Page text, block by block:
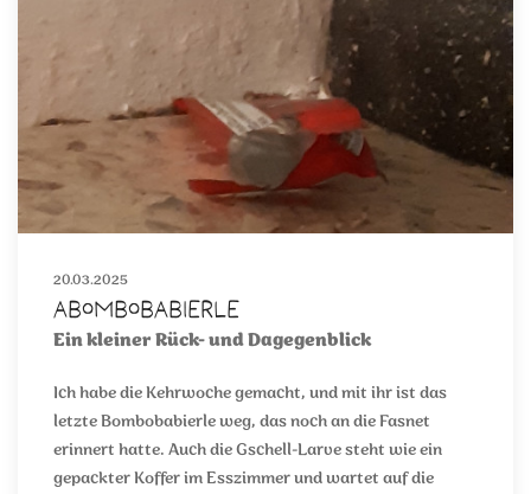
20.03.2025
Abombobabierle
Ein kleiner Rück- und Dagegenblick
Ich habe die Kehrwoche gemacht, und mit ihr ist das
letzte Bombobabierle weg, das noch an die Fasnet
erinnert hatte. Auch die Gschell-Larve steht wie ein
gepackter Koffer im Esszimmer und wartet auf die